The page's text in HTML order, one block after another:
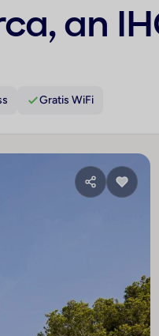
an
Gratis WiFi